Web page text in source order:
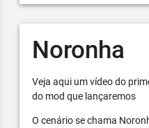
Noronha
Veja aqui um vídeo do
do mod que lançaremos
O cenário se chama